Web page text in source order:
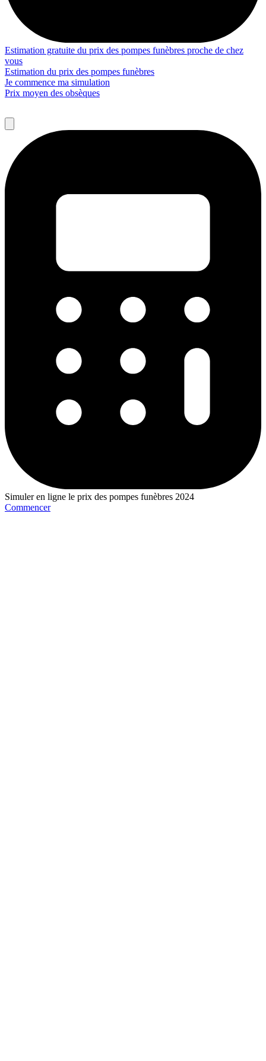
Estimation gratuite du prix des pompes funèbres proche de chez
vous
Estimation du prix des pompes funèbres
Je commence ma simulation
Prix moyen des obsèques
Simuler en ligne le prix des pompes funèbres 2024
Commencer